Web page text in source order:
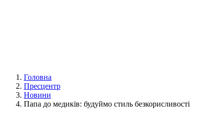
Головна
Пресцентр
Новини
Папа до медиків: будуймо стиль безкорисливості